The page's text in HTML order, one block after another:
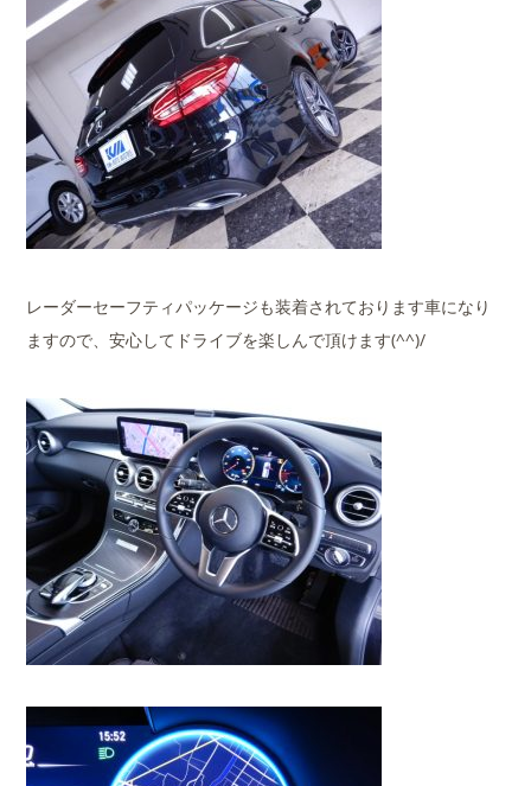
レーダーセーフティパッケージも装着されております車になり
ますので、安心してドライブを楽しんで頂けます(^^)/